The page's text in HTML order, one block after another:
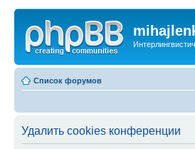
Список форумов
Удалить cookies конференции